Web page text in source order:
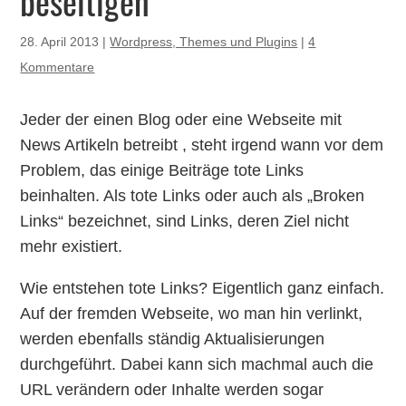
28. April 2013 |Wordpress, Themes und Plugins |4
Kommentare
Jeder der einen Blog oder eine Webseite mit
News Artikeln betreibt , steht irgend wann vor dem
Problem, das einige Beiträge tote Links
beinhalten. Als tote Links oder auch als „Broken
Links“ bezeichnet, sind Links, deren Ziel nicht
mehr existiert.
Wie entstehen tote Links? Eigentlich ganz einfach.
Auf der fremden Webseite, wo man hin verlinkt,
werden ebenfalls ständig Aktualisierungen
durchgeführt. Dabei kann sich machmal auch die
URL verändern oder Inhalte werden sogar